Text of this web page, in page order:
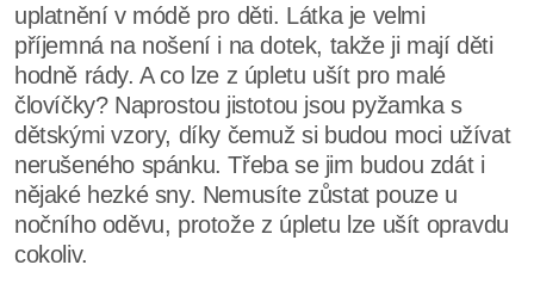
uplatnění v módě pro děti. Látka je velmi
příjemná na nošení i na dotek, takže ji mají děti
hodně rády. A co lze z úpletu ušít pro malé
človíčky? Naprostou jistotou jsou pyžamka s
dětskými vzory, díky čemuž si budou moci užívat
nerušeného spánku. Třeba se jim budou zdát i
nějaké hezké sny. Nemusíte zůstat pouze u
nočního oděvu, protože z úpletu lze ušít opravdu
cokoliv.